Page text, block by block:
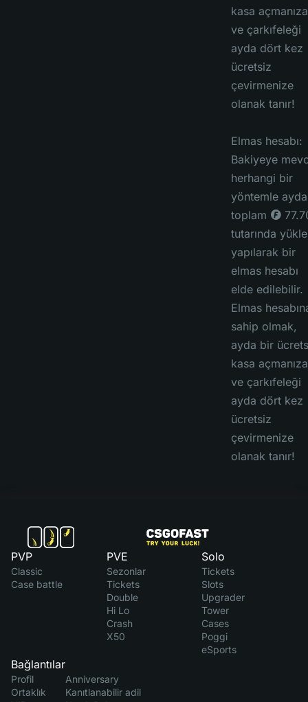
kasa açmanıza
ve çarkıfeleği
ayda dört kez
ücretsiz
çevirmenize
olanak tanır!
Elmas hesabı:
Bakiyeye
herhangi bir
yöntemle ayda
toplam ◎
tutarında
yapılarak bir
elmas hesabı
elde edilebilir.
Elmas
sahip olmak,
ayda bir
kasa açmanıza
ve çarkıfeleği
ayda dört kez
ücretsiz
çevirmenize
olanak tanır!
PVP
Classic
Case battle
PVE
Sezonlar
Tickets
Double
Hi Lo
Crash
X50
Solo
Tickets
Slots
Upgrader
Tower
Cases
Poggi
eSports
Bağlantılar
Profil
Ortaklık
Anniversary
Kanıtlanabilir adil